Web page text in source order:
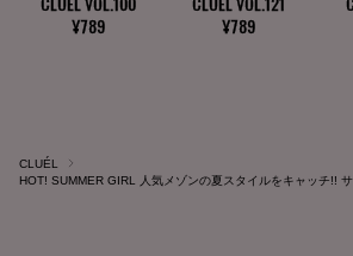
CLUÉL
HOT! SUMMER GIRL 人気メゾンの夏スタイルをキャッチ!! サ